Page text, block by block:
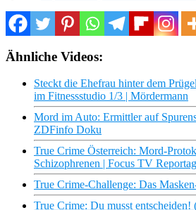
Ähnliche Videos:
Steckt die Ehefrau hinter dem
im Fitnessstudio 1/3 | Mördermann
Mord im Auto: Ermittler auf
ZDFinfo Doku
True Crime Österreich: Mord-
Schizophrenen | Focus TV
True Crime-Challenge: Das
True Crime: Du musst